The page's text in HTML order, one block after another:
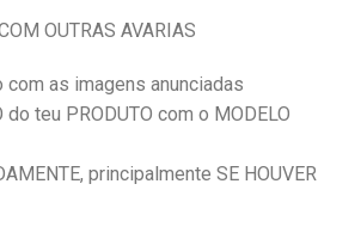
OUTRAS AVARIAS
as imagens anunciadas
teu PRODUTO com o MODELO
principalmente SE HOUVER